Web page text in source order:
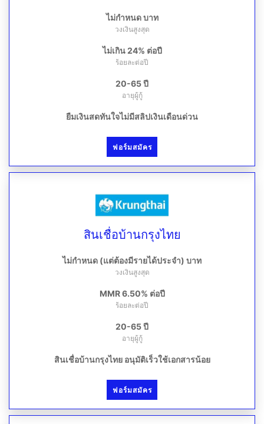
ไม่กำหนด บาท
วงเงินสูงสุด
ไม่เกิน 24% ต่อปี
ร้อยละต่อปี
20-65 ปี
อายุผู้กู้
ยืมเงินสดทันใจไม่มีสลิปเงินเดือนด่วน
ฟอร์มสมัคร
สินเชื่อบ้านกรุงไทย
ไม่กำหนด (แต่ต้องมีรายได้ประจำ) บาท
วงเงินสูงสุด
MMR 6.50% ต่อปี
ร้อยละต่อปี
20-65 ปี
อายุผู้กู้
สินเชื่อบ้านกรุงไทย อนุมัติเร็วใช้เอกสารน้อย
ฟอร์มสมัคร